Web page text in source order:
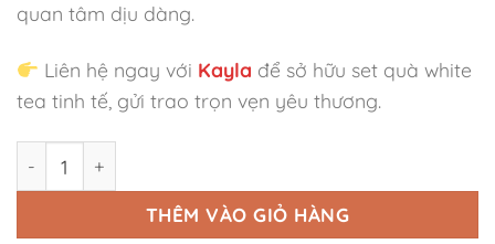
quan tâm dịu dàng.
Liên hệ ngay với Kayla để sở hữu set quà white
tea tinh tế, gửi trao trọn vẹn yêu thương.
THÊM VÀO GIỎ HÀNG